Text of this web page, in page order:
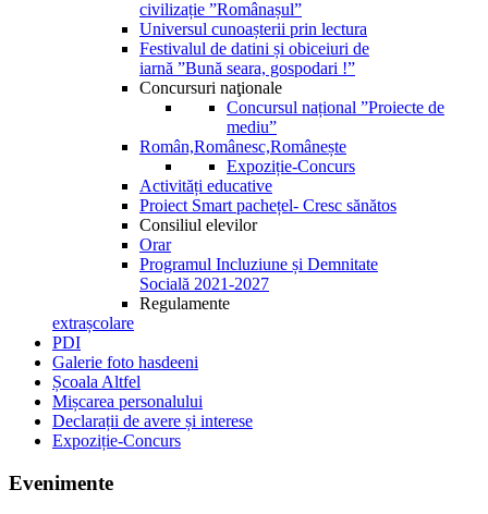
civilizație ”Românașul”
Universul cunoașterii prin lectura
Festivalul de datini și obiceiuri de
iarnă ”Bună seara, gospodari !”
Concursuri naţionale
Concursul național ”Proiecte de
mediu”
Român,Românesc,Românește
Expoziție-Concurs
Activități educative
Proiect Smart pachețel- Cresc sănătos
Consiliul elevilor
Orar
Programul Incluziune și Demnitate
Socială 2021-2027
Regulamente
extrașcolare
PDI
Galerie foto hasdeeni
Școala Altfel
Mișcarea personalului
Declarații de avere și interese
Expoziție-Concurs
Evenimente